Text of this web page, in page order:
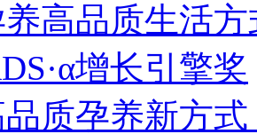
高品质生活
增长引擎奖
质孕养新方